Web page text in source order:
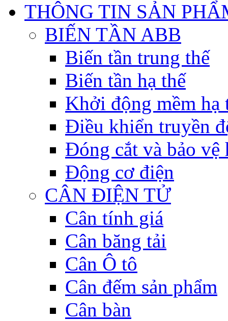
THÔNG TIN SẢN
BIẾN TẦN ABB
Biến tần trung thế
Biến tần hạ thế
Khởi động mềm hạ
Điều khiển truyền
Đóng cắt và bảo vệ
Động cơ điện
CÂN ĐIỆN TỬ
Cân tính giá
Cân băng tải
Cân Ô tô
Cân đếm sản phẩm
Cân bàn